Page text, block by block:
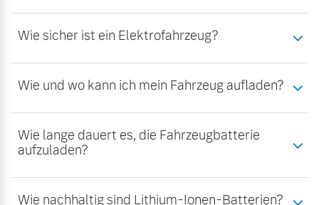
Wie sicher ist ein Elektrofahrzeug?
Wie und wo kann ich mein Fahrzeug aufladen?
Wie lange dauert es, die Fahrzeugbatterie
aufzuladen?
Wie nachhaltig sind Lithium-Ionen-Batterien?